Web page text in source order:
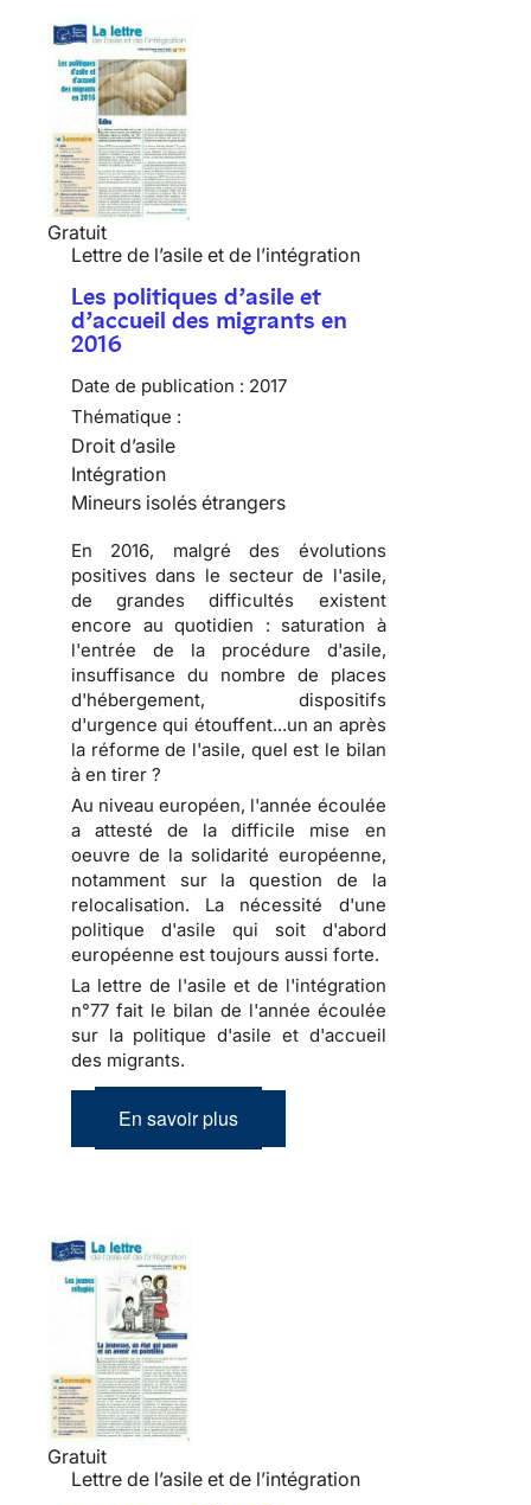
Gratuit
Lettre de l’asile et de l’intégration
Les politiques d’asile et
d’accueil des migrants en
2016
Date de publication : 2017
Thématique :
Droit d’asile
Intégration
Mineurs isolés étrangers
En 2016, malgré des évolutions
positives dans le secteur de l'asile,
de grandes difficultés existent
encore au quotidien : saturation à
l'entrée de la procédure d'asile,
insuffisance du nombre de places
d'hébergement, dispositifs
d'urgence qui étouffent...un an après
la réforme de l'asile, quel est le bilan
à en tirer ?
Au niveau européen, l'année écoulée
a attesté de la difficile mise en
oeuvre de la solidarité européenne,
notamment sur la question de la
relocalisation. La nécessité d'une
politique d'asile qui soit d'abord
européenne est toujours aussi forte.
La lettre de l'asile et de l'intégration
n°77 fait le bilan de l'année écoulée
sur la politique d'asile et d'accueil
des migrants.
En savoir plus
Gratuit
Lettre de l’asile et de l’intégration